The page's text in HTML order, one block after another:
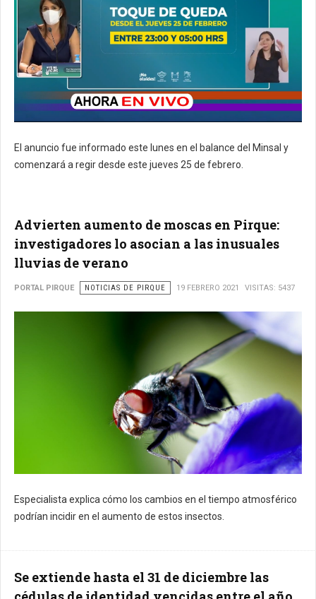
El anuncio fue informado este lunes en el balance del Minsal y
comenzará a regir desde este jueves 25 de febrero.
Advierten aumento de moscas en Pirque:
investigadores lo asocian a las inusuales
lluvias de verano
PORTAL PIRQUE NOTICIAS DE PIRQUE 19 FEBRERO 2021 VISITAS: 5437
Especialista explica cómo los cambios en el tiempo atmosférico
podrían incidir en el aumento de estos insectos.
Se extiende hasta el 31 de diciembre las